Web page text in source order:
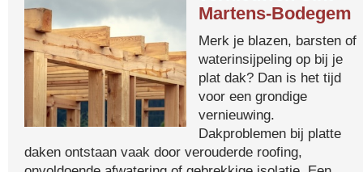
Martens-Bodegem
Merk je blazen, barsten of
waterinsijpeling op bij je
plat dak? Dan is het tijd
voor een grondige
vernieuwing.
Dakproblemen bij platte
daken ontstaan vaak door verouderde roofing,